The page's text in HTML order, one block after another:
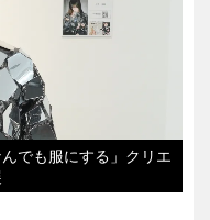
でも服にする」クリエ